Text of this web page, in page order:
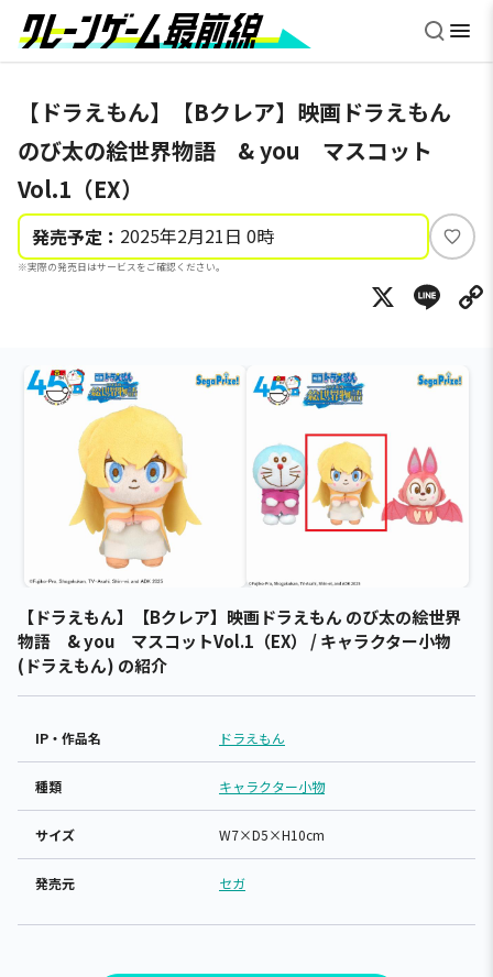
【ドラえもん】【Bクレア】映画ドラえもん
のび太の絵世界物語 & you マスコット
Vol.1（EX）
発売予定： 2025年2月21日 0時
※実際の発売日はサービスをご確認ください。
い
ね
X
【ドラえもん】【Bクレア】映画ドラえもん のび太の絵世界
物語 & you マスコットVol.1（EX） / キャラクター小物
(ドラえもん) の紹介
IP・作品名 ドラえもん
種類 キャラクター小物
サイズ W7×D5×H10cm
発売元 セガ